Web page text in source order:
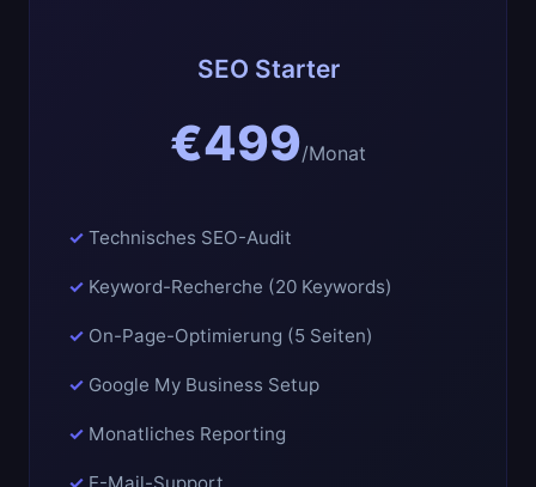
SEO Starter
€499/Monat
Technisches SEO-Audit
Keyword-Recherche (20 Keywords)
On-Page-Optimierung (5 Seiten)
Google My Business Setup
Monatliches Reporting